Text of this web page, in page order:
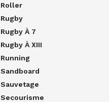
Roller
Rugby
Rugby À 7
Rugby À XIII
Running
Sandboard
Sauvetage
Secourisme